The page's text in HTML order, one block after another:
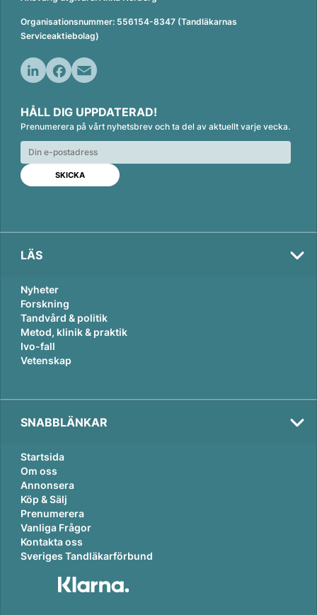
Organisationsnummer: 556154-8347 (Tandläkarnas
Serviceaktiebolag)
n
k
e
d
n
c
e
b
o
o
k
a
i
l
HÅLL DIG UPPDATERAD!
Prenumerera på vårt nyhetsbrev och ta del av aktuellt varje vecka.
LÄS
Nyheter
Forskning
Tandvård & politik
Metod, klinik & praktik
Ivo-fall
Vetenskap
SNABBLÄNKAR
Startsida
Om oss
Annonsera
Köp & Sälj
Prenumerera
Vanliga Frågor
Kontakta oss
Sveriges Tandläkarförbund